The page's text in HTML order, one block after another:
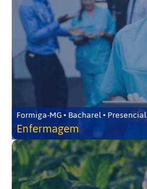
Formiga-MG • Bacharel • Presencial
Enfermagem